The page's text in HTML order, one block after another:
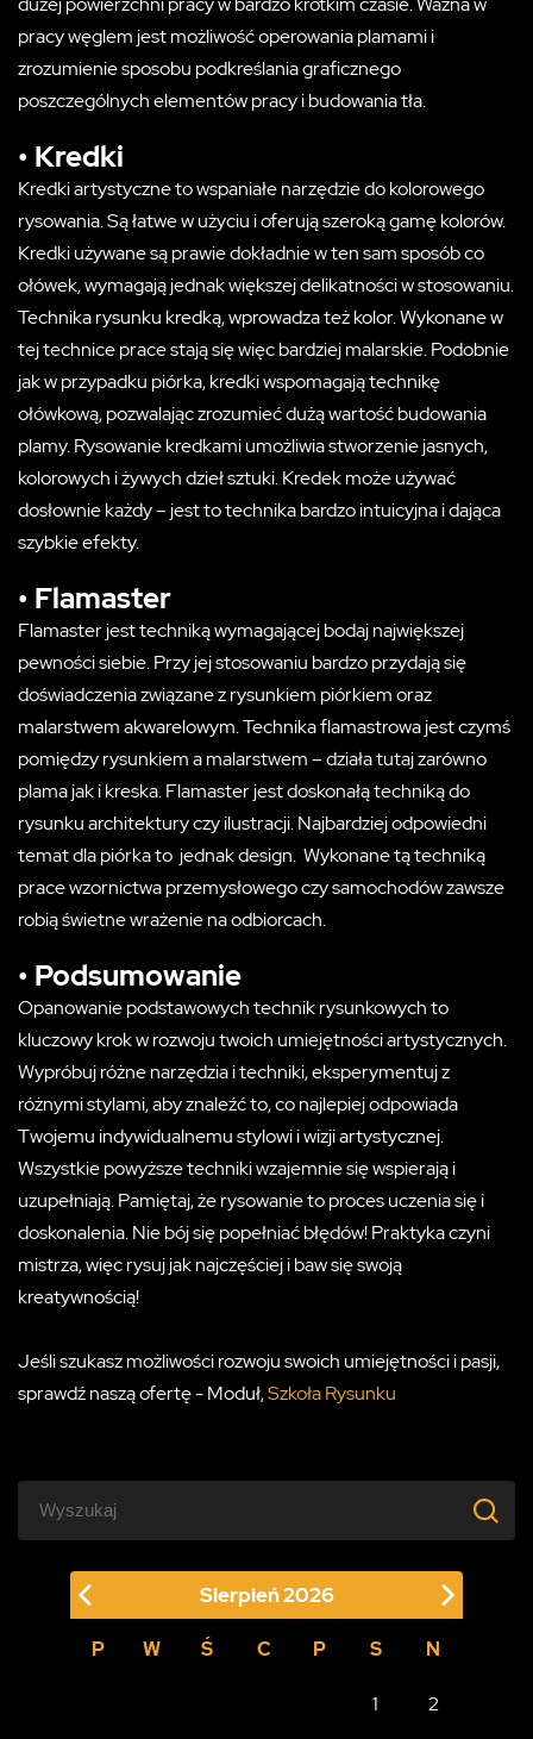
pracy węglem jest możliwość operowania plamami i
zrozumienie sposobu podkreślania graficznego
poszczególnych elementów pracy i budowania tła.
• Kredki
Kredki artystyczne to wspaniałe narzędzie do kolorowego
rysowania. Są łatwe w użyciu i oferują szeroką gamę kolorów.
Kredki używane są prawie dokładnie w ten sam sposób co
ołówek, wymagają jednak większej delikatności w stosowaniu.
Technika rysunku kredką, wprowadza też kolor. Wykonane w
tej technice prace stają się więc bardziej malarskie. Podobnie
jak w przypadku piórka, kredki wspomagają technikę
ołówkową, pozwalając zrozumieć dużą wartość budowania
plamy. Rysowanie kredkami umożliwia stworzenie jasnych,
kolorowych i żywych dzieł sztuki. Kredek może używać
dosłownie każdy – jest to technika bardzo intuicyjna i dająca
szybkie efekty.
• Flamaster
Flamaster jest techniką wymagającej bodaj największej
pewności siebie. Przy jej stosowaniu bardzo przydają się
doświadczenia związane z rysunkiem piórkiem oraz
malarstwem akwarelowym. Technika flamastrowa jest czymś
pomiędzy rysunkiem a malarstwem – działa tutaj zarówno
plama jak i kreska. Flamaster jest doskonałą techniką do
rysunku architektury czy ilustracji. Najbardziej odpowiedni
temat dla piórka to jednak design. Wykonane tą techniką
prace wzornictwa przemysłowego czy samochodów zawsze
robią świetne wrażenie na odbiorcach.
• Podsumowanie
Opanowanie podstawowych technik rysunkowych to
kluczowy krok w rozwoju twoich umiejętności artystycznych.
Wypróbuj różne narzędzia i techniki, eksperymentuj z
różnymi stylami, aby znaleźć to, co najlepiej odpowiada
Twojemu indywidualnemu stylowi i wizji artystycznej.
Wszystkie powyższe techniki wzajemnie się wspierają i
uzupełniają. Pamiętaj, że rysowanie to proces uczenia się i
doskonalenia. Nie bój się popełniać błędów! Praktyka czyni
mistrza, więc rysuj jak najczęściej i baw się swoją
kreatywnością!
Jeśli szukasz możliwości rozwoju swoich umiejętności i pasji,
sprawdź naszą ofertę - Moduł,Szkoła Rysunku
Sierpień2026
P W Ś C P S N
1
2